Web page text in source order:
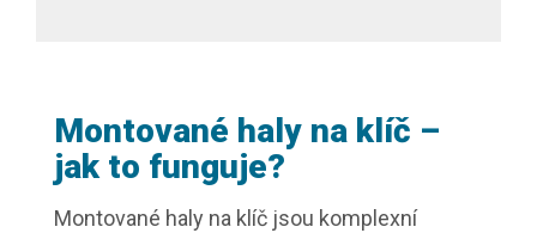
Montované haly na klíč –
jak to funguje?
Montované haly na klíč jsou komplexní